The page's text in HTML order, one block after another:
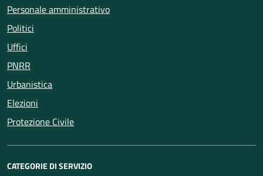
Personale amministrativo
Politici
Uffici
PNRR
Urbanistica
Elezioni
Protezione Civile
CATEGORIE DI SERVIZIO